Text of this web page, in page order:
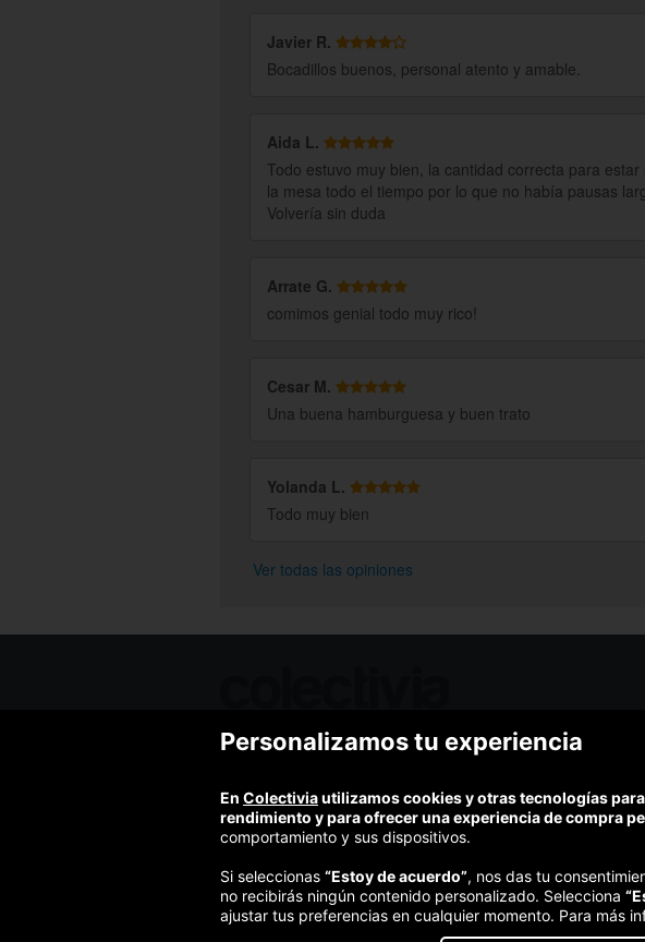
Javier R.
Bocadillos buenos, personal atento y amable.
Aida L.
Todo estuvo muy bien, la cantidad correcta para
la mesa todo el tiempo por lo que no había pausas
Volvería sin duda
Arrate G.
comimos genial todo muy rico!
Cesar M.
Una buena hamburguesa y buen trato
Yolanda L.
Todo muy bien
Ver todas las opiniones
Ofertas de hoy
Términos y condiciones
Política de privacidad y aviso legal
Política de cookies
¿Cómo
Trabaja
Estudio
Personalizamos tu experiencia
En Colectiviautilizamos cookies y otras tecnologías
rendimiento y para ofrecer una experiencia de compra
comportamiento y sus dispositivos.
Si seleccionas “Estoy de acuerdo”, nos das tu
no recibirás ningún contenido personalizado. Selecciona
ajustar tus preferencias en cualquier momento. Para más